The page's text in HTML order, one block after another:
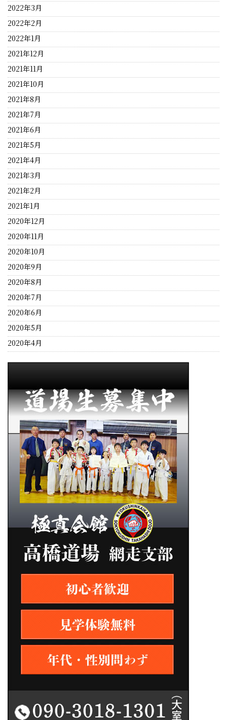
2022年3月
2022年2月
2022年1月
2021年12月
2021年11月
2021年10月
2021年8月
2021年7月
2021年6月
2021年5月
2021年4月
2021年3月
2021年2月
2021年1月
2020年12月
2020年11月
2020年10月
2020年9月
2020年8月
2020年7月
2020年6月
2020年5月
2020年4月